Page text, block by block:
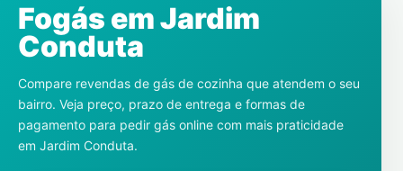
Revendedor
Notícias
Cadastre-se
Fogás emJardim
Conduta
Compare revendas de gás de cozinha que atendem o seu
bairro. Veja preço, prazo de entrega e formas de
pagamento para pedir gás online com mais praticidade
em Jardim Conduta.